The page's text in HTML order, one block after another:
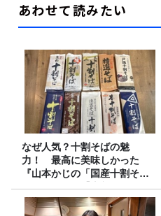
あわせて読みたい
なぜ人気？十割そばの魅
力！ 最高に美味しかった
『山本かじの「国産十割そ
ば」』とは？【十割そば10種
食べ比べ】